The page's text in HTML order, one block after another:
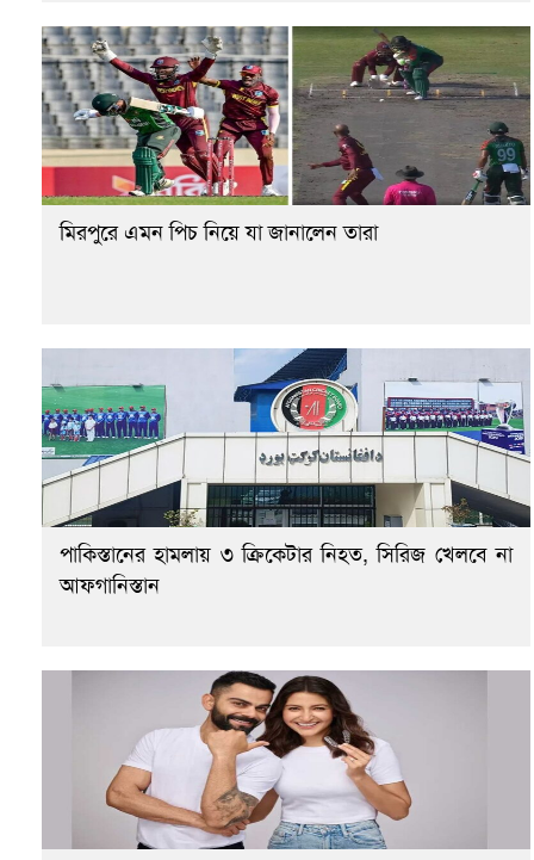
মিরপুরে এমন পিচ নিয়ে যা জানালেন তারা
পাকিস্তানের হামলায় ৩ ক্রিকেটার নিহত, সিরিজ খেলবে না
আফগানিস্তান